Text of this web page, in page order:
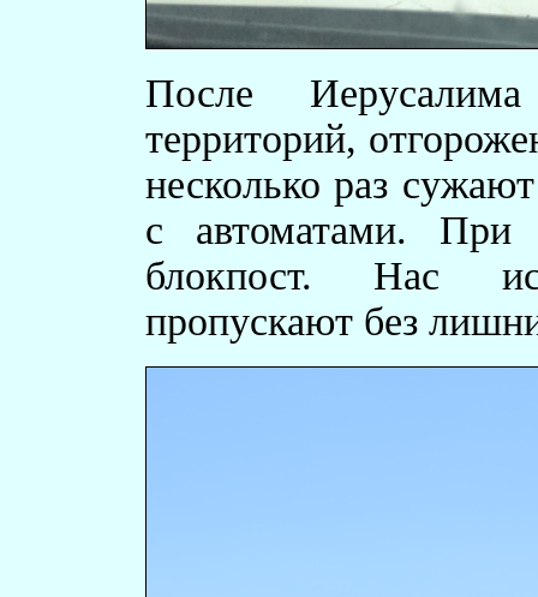
После
территорий,
несколько раз
с автоматами.
блокпост. Нас
пропускают без